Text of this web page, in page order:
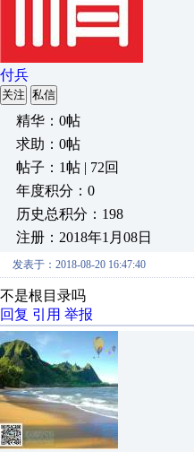
付兵
关注 私信
精华：0帖
求助：0帖
帖子：1帖 | 72回
年度积分：0
历史总积分：198
注册：2018年1月08日
发表于：2018-08-20 16:47:40
不是根目录吗
回复 引用 举报